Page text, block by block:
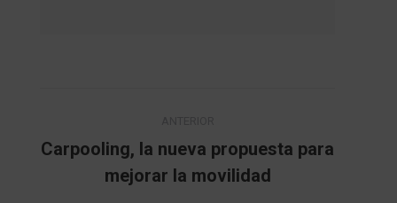
entre
publicaciones
Publicación
anterior:
Carpooling, la nueva propuesta para
mejorar la movilidad